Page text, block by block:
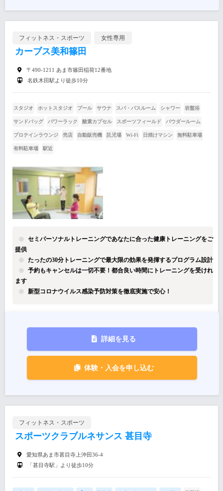
フィットネス・スポーツ 女性専用
カーブス美和篠田
〒490-1211 あま市篠田稲荷12番地
名鉄木田駅より徒歩10分
スタジオ ホットスタジオ プール サウナ スパ・バスルーム シャワー 岩盤浴
サンドバッグ パワーラック 酸素カプセル スポーツフィールド パウダールーム
プロテインラウンジ 売店 自動販売機 託児場 Wi-Fi 日焼けマシン 無料駐車場
有料駐車場 駅近
セミパーソナルトレーニングであなたに合った健康トレーニングをご
提供
たったの30分トレーニングで最大限の効果を発揮するプログラム設計
予約もキャンセルは一切不要！都合良い時間にトレーニングを受けれ
ます
新型コロナウイルス感染予防対策を徹底実施で安心！
詳細を見る
体験・入会を申し込む
フィットネス・スポーツ
スポーツクラブルネサンス 甚目寺
愛知県あま市甚目寺上沖田36-4
「甚目寺駅」より徒歩10分